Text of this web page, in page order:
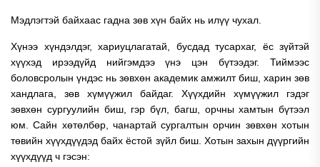
Мэдлэгтэй байхаас гадна зөв хүн байх нь илүү чухал.
Хүнээ хүндэлдэг, хариуцлагатай, бусдад тусархаг, ёс зүйтэй
хүүхэд ирээдүйд нийгэмдээ үнэ цэн бүтээдэг. Тиймээс
боловсролын үндэс нь зөвхөн академик амжилт биш, харин зөв
хандлага, зөв хүмүүжил байдаг. Хүүхдийн хүмүүжил гэдэг
зөвхөн сургуулийн биш, гэр бүл, багш, орчны хамтын бүтээл
юм.Сайн хөтөлбөр, чанартай сургалтын орчин зөвхөн хотын
төвийн хүүхдүүдэд байх ёстой зүйл биш. Хотын захын дүүргийн
хүүхдүүд ч гэсэн: